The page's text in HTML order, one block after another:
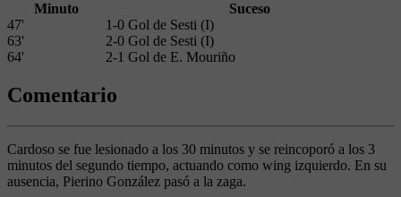
Minuto
Suceso
47'
1-0 Gol de Sesti (I)
63'
2-0 Gol de Sesti (I)
64'
2-1 Gol de E. Mouriño
Comentario
Cardoso se fue lesionado a los 30 minutos y se reincoporó a los 3
minutos del segundo tiempo, actuando como wing izquierdo. En su
ausencia, Pierino González pasó a la zaga.